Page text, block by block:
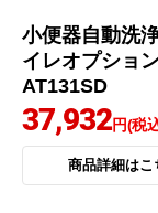
34,138円(税
商品詳細はこ
LIXIL
商品コード：OKU-